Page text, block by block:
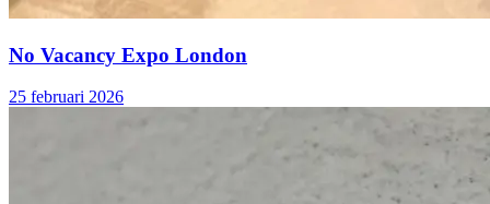
No Vacancy Expo London
25 februari 2026